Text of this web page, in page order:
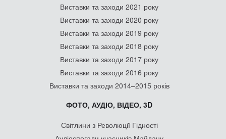
Виставки та заходи 2021 року
Виставки та заходи 2020 року
Виставки та заходи 2019 року
Виставки та заходи 2018 року
Виставки та заходи 2017 року
Виставки та заходи 2016 року
Виставки та заходи 2014–2015 років
ФОТО, АУДІО, ВІДЕО, 3D
Світлини з Революції Гідності